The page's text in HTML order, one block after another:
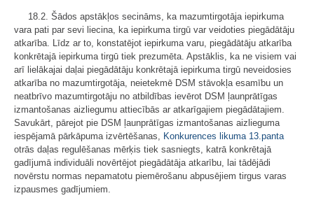
18.2. Šādos apstākļos secināms, ka mazumtirgotāja iepirkuma
vara pati par sevi liecina, ka iepirkuma tirgū var veidoties piegādātāju
atkarība. Līdz ar to, konstatējot iepirkuma varu, piegādātāju atkarība
konkrētajā iepirkuma tirgū tiek prezumēta. Apstāklis, ka ne visiem vai
arī lielākajai daļai piegādātāju konkrētajā iepirkuma tirgū neveidosies
atkarība no mazumtirgotāja, neietekmē DSM stāvokļa esamību un
neatbrīvo mazumtirgotāju no atbildības ievērot DSM ļaunprātīgas
izmantošanas aizliegumu attiecībās ar atkarīgajiem piegādātajiem.
Savukārt, pārejot pie DSM ļaunprātīgas izmantošanas aizlieguma
iespējamā pārkāpuma izvērtēšanas,
Konkurences likuma 13.panta
otrās daļas regulēšanas mērķis tiek sasniegts, katrā konkrētajā
gadījumā individuāli novērtējot piegādātāja atkarību, lai tādējādi
novērstu normas nepamatotu piemērošanu abpusējiem tirgus varas
izpausmes gadījumiem.